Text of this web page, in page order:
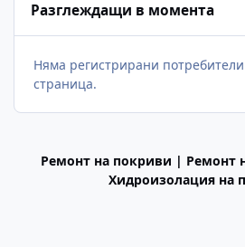
Разглеждащи в момента
Няма регистрирани
страница.
Ремонт на покриви | Ремонт
Хидроизолация на